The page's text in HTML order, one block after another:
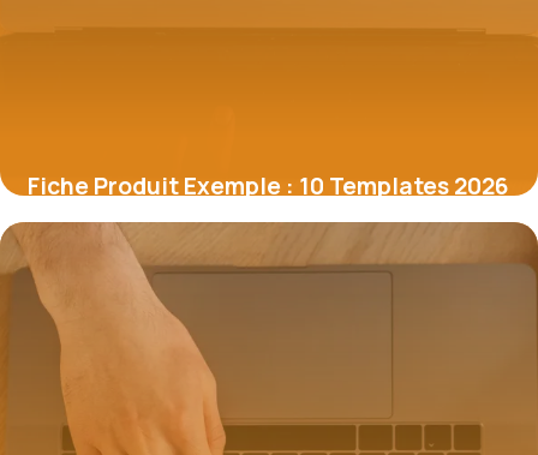
Fiche Produit Exemple : 10 Templates 2026
6 juillet 2026